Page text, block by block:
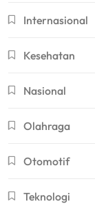
Internasional
Kesehatan
Nasional
Olahraga
Otomotif
Teknologi